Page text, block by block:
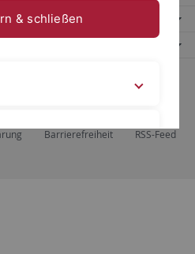
Tübingen
Barrierefreiheit RSS-Feed
& schließen